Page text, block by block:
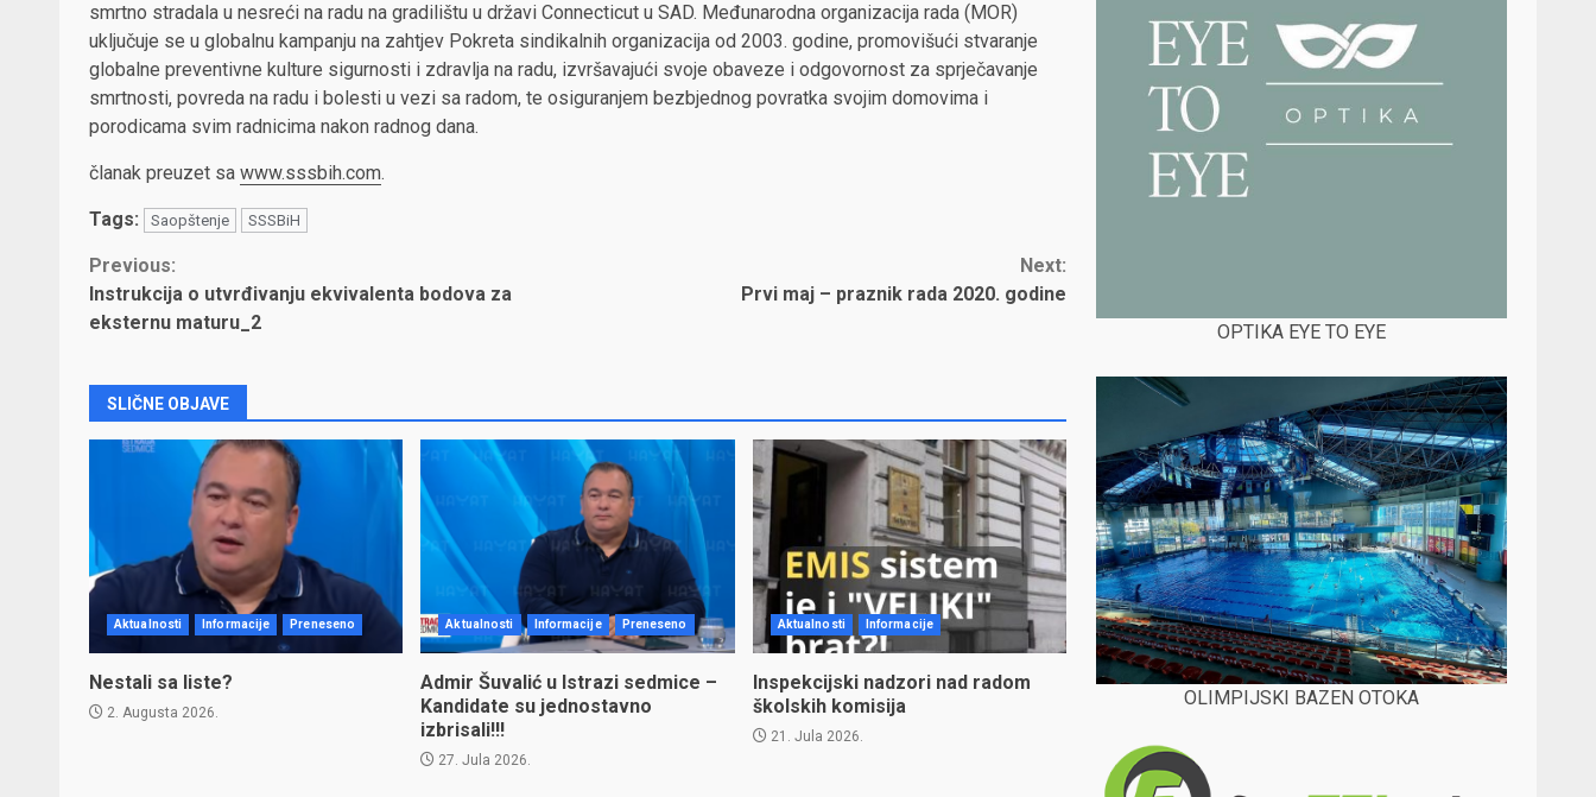
smrtno stradala u nesreći na radu na gradilištu u državi Connecticut u SAD. Međunarodna organizacija rada (MOR)
uključuje se u globalnu kampanju na zahtjev Pokreta sindikalnih organizacija od 2003. godine, promovišući stvaranje
globalne preventivne kulture sigurnosti i zdravlja na radu, izvršavajući svoje obaveze i odgovornost za sprječavanje
smrtnosti, povreda na radu i bolesti u vezi sa radom, te osiguranjem bezbjednog povratka svojim domovima i
porodicama svim radnicima nakon radnog dana.
članak preuzet sa www.sssbih.com.
Tags: Saopštenje SSSBiH
Continue
Reading
Previous:
Instrukcija o utvrđivanju ekvivalenta bodova za
eksternu maturu_2
Next:
Prvi maj – praznik rada 2020. godine
SLIČNE OBJAVE
Aktualnosti Informacije Preneseno
Nestali sa liste?
2. Augusta 2026.
Aktualnosti Informacije Preneseno
Admir Šuvalić u Istrazi sedmice –
Kandidate su jednostavno
izbrisali!!!
27. Jula 2026.
Aktualnosti Informacije
Inspekcijski nadzori nad radom
školskih komisija
21. Jula 2026.
OPTIKA EYE TO EYE
OLIMPIJSKI BAZEN OTOKA